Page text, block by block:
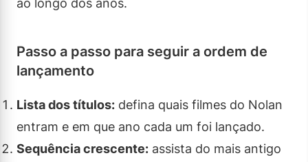
ao longo dos anos.
Passo a passo para seguir a ordem de
lançamento
Lista dos títulos: defina quais filmes do Nolan
entram e em que ano cada um foi lançado.
Sequência crescente: assista do mais antigo